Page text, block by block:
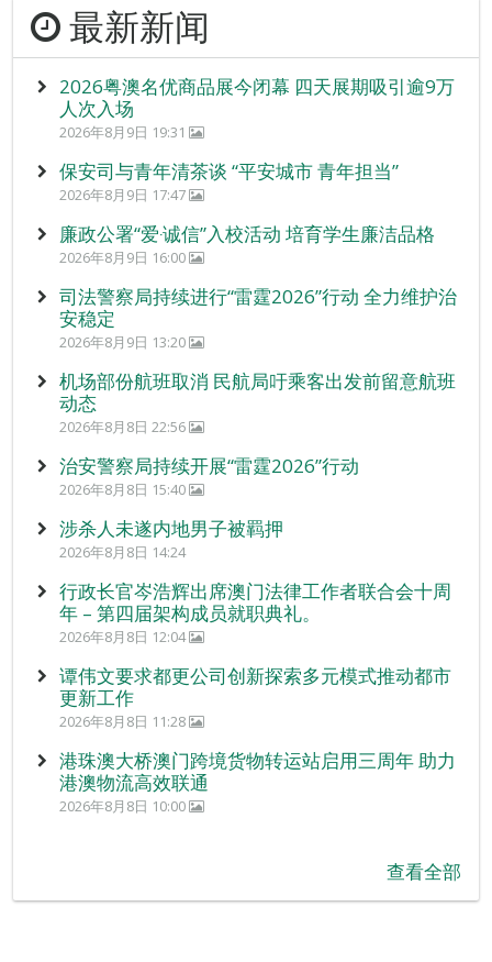
最新新闻
2026粤澳名优商品展今闭幕 四天展期吸引逾9万
人次入场
2026年8月9日 19:31
保安司与青年清茶谈 “平安城市 青年担当”
2026年8月9日 17:47
廉政公署“爱‧诚信”入校活动 培育学生廉洁品格
2026年8月9日 16:00
司法警察局持续进行“雷霆2026”行动 全力维护治
安稳定
2026年8月9日 13:20
机场部份航班取消 民航局吁乘客出发前留意航班
动态
2026年8月8日 22:56
治安警察局持续开展“雷霆2026”行动
2026年8月8日 15:40
涉杀人未遂内地男子被羁押
2026年8月8日 14:24
行政长官岑浩辉出席澳门法律工作者联合会十周
年 – 第四届架构成员就职典礼。
2026年8月8日 12:04
谭伟文要求都更公司创新探索多元模式推动都市
更新工作
2026年8月8日 11:28
港珠澳大桥澳门跨境货物转运站启用三周年 助力
港澳物流高效联通
2026年8月8日 10:00
查看全部